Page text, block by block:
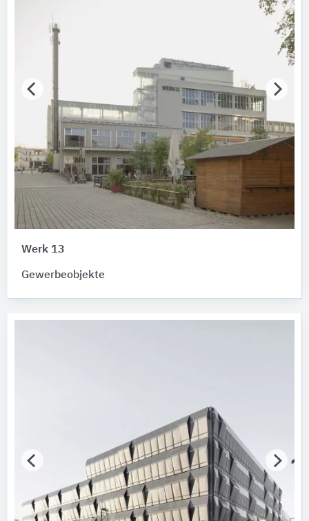
AWARD Jahr
AWARD Typ
Bitte auswählen
AWARD Auszeichnung
Bitte auswählen
Hersteller
LOROWERK
Bitte auswählen
Werk 13
Gewerbeobjekte